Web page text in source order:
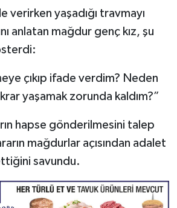
verirken yaşadığı travmayı
anlatan mağdur genç kız, şu
çıkıp ifade verdim? Neden
yaşamak zorunda kaldım?”
hapse gönderilmesini talep
mağdurlar açısından adalet
savundu.